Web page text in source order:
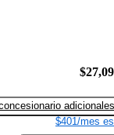
adicionales
$401/mes